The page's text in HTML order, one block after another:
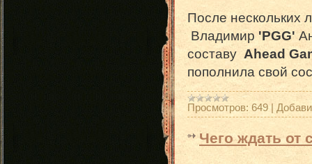
После нескольких
Владимир 'PGG'
составу Ahead
пополнила свой
Просмотров: 649
Чего ждать от